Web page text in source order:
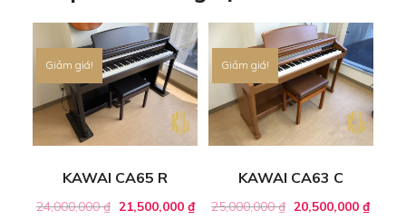
Giảm giá!
KAWAI CA65 R
24,000,000₫ 21,500,000 ₫
Giảm giá!
KAWAI CA63 C
25,000,000₫ 20,500,000₫